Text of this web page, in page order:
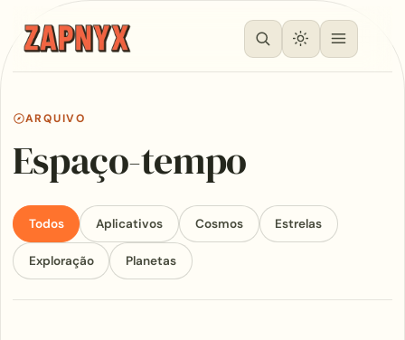
ARQUIVO
Espaço-tempo
Todos Aplicativos Cosmos Estrelas
Exploração Planetas